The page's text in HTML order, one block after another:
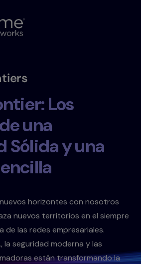
Los
una
Sólida y una
horizontes con nosotros
nuevos territorios en el siempre
de las redes empresariales.
la seguridad moderna y las
están transformando la